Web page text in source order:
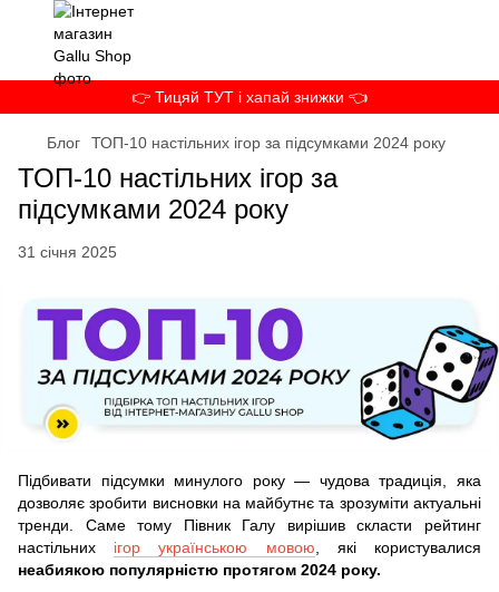
👉 Тицяй ТУТ і хапай знижки 👈
Блог ТОП-10 настільних ігор за підсумками 2024 року
ТОП-10 настільних ігор за
підсумками 2024 року
31 січня 2025
Підбивати підсумки минулого року — чудова традиція, яка
дозволяє зробити висновки на майбутнє та зрозуміти актуальні
тренди. Саме тому Півник Галу вирішив скласти рейтинг
настільних ігор українською мовою, які користувалися
неабиякою популярністю протягом 2024 року.